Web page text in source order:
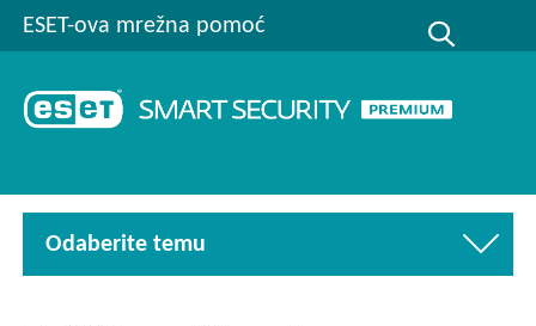
ESET-ova mrežna pomoć
Odaberite temu